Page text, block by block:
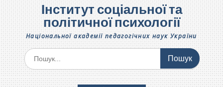
Інститут соціальної та
політичної психології
Національної академії педагогічних наук України
Шукати: